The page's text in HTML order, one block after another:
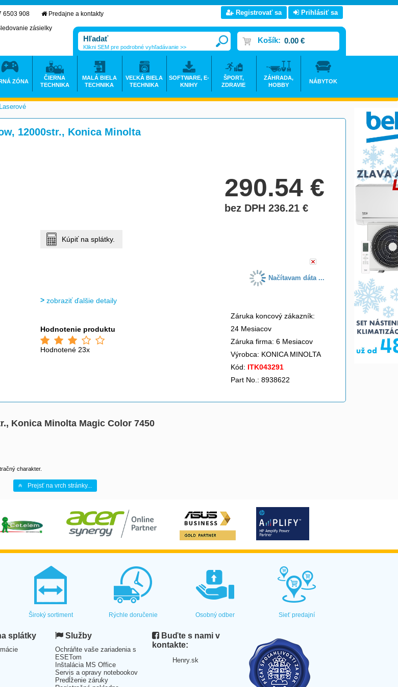
Laserové
12000str., Konica Minolta
290.54€
bez DPH 236.21€
Kúpiť na splátky.
Načítavam dáta ...
zobraziť ďalšie detaily
Hodnotenie produktu
Hodnotené 23x
Záruka koncový zákazník:
24 Mesiacov
Záruka firma: 6 Mesiacov
Výrobca: KONICA MINOLTA
Kód: ITK043291
Part No.: 8938622
Konica Minolta Magic Color 7450
charakter.
Prejsť na vrch stránky...
6503 908
Predajne a kontakty
zásielky
Registrovať sa Prihlásiť sa
Košík: 0.00 €
Klikni SEM pre podrobné vyhľadávanie >>
ZÓNA
ČIERNA
TECHNIKA
MALÁ BIELA
TECHNIKA
VEĽKÁ BIELA
TECHNIKA
SOFTWARE, E-
KNIHY
ŠPORT,
ZDRAVIE
ZÁHRADA,
HOBBY
NÁBYTOK
Široký sortiment Rýchle doručenie Osobný odber Sieť predajní
splátky Služby
Ochráňte vaše zariadenia s
ESETom
Inštalácia MS Office
Servis a opravy notebookov
Predĺženie záruky
Buďte s nami v
kontakte:
Henry.sk